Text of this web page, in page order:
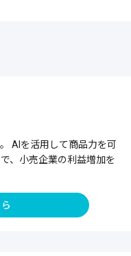
AIを活用して商品力を可
、小売企業の利益増加を